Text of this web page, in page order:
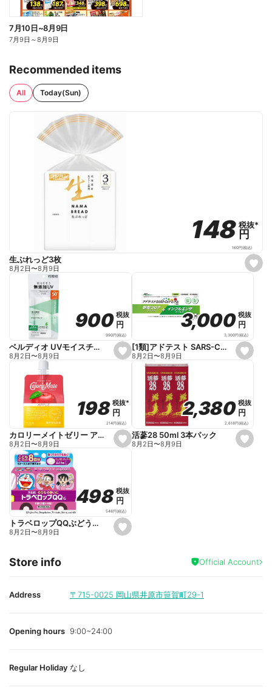
7月10日~8月9日
7月9日 ～8月9日
Recommended items
All Today(Sun)
s
e
148
148税抜*
税抜*
円
円
160円(税込)
生ぶれっど3枚
8月2日〜8月9日
s
e
o
r
t
e
900
900税抜
税抜
円
円
990円(税込)
ベルディオ UVモイスチャージェルN 80g
8月2日〜8月9日
s
e
o
r
i
t
e
3,000
3,000 税抜
税抜
円
円
3,300円(税込)
[1類]アドテスト SARS-CoV-2/Flu(一般用)
8月2日〜8月9日
s
e
o
r
i
t
e
198
198税抜*
税抜*
円
円
214円(税込)
カロリーメイトゼリー アップル味 215g
8月2日〜8月9日
s
e
2,380
2,380 税抜
税抜
円
円
2,618円(税込)
活蔘28 50ml 3本パック
8月2日〜8月9日
s
e
i
t
498
498税抜
税抜
円
円
548円(税込)
トラベロップQQぶどう味 8錠
8月2日〜8月9日
Store info Official Account
Address 〒715-0025 岡山県井原市笹賀町29-1
Opening hours 9:00~24:00
Regular Holiday なし